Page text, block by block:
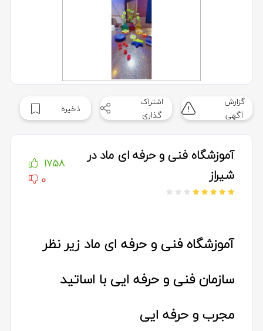
گزارش
آگهی
اشتراک
گذاری
ذخیره
آموزشگاه فنی و حرفه ای ماد در
شیراز
1758
0
آموزشگاه فنی و حرفه ای ماد زیر نظر
سازمان فنی و حرفه ایی با اساتید
مجرب و حرفه ایی